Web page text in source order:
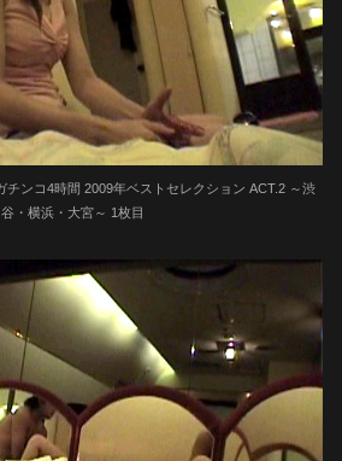
ンコ4時間 2009年ベストセレクション ACT.2 ～渋
谷・横浜・大宮～ 1枚目